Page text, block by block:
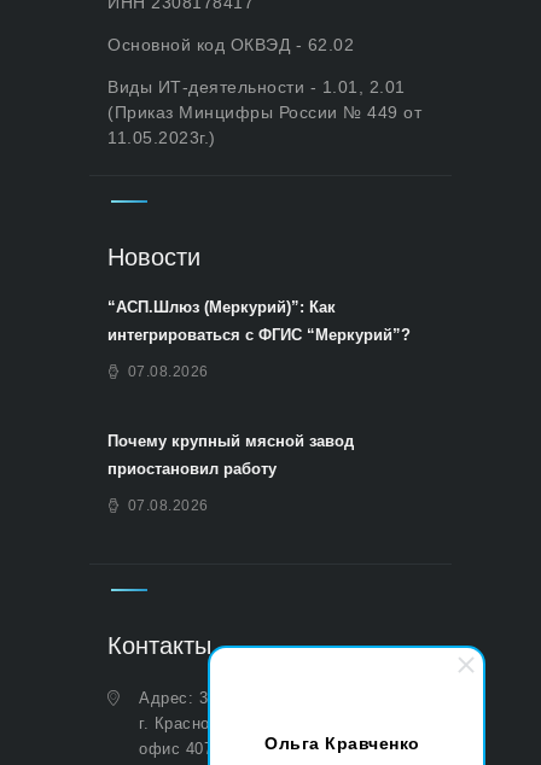
Ольга Кравченко
Основной код ОКВЭД - 62.02
Виды ИТ-деятельности - 1.01, 2.01
(Приказ Минцифры России № 449 от
11.05.2023г.)
Новости
“АСП.Шлюз (Меркурий)”: Как
интегрироваться с ФГИС “Меркурий”?
07.08.2026
Почему крупный мясной завод
приостановил работу
07.08.2026
Контакты
Адрес: 350051, Краснодарский край,
г. Краснодар, ул. Дальняя, д. 27,
офис 407 (Юридический и